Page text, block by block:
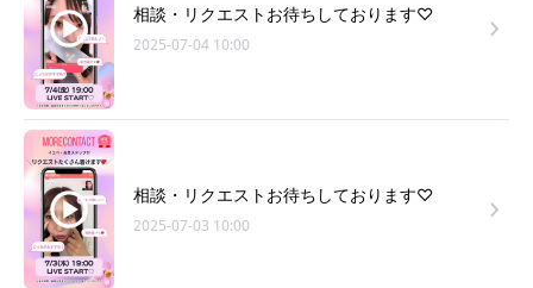
相談・リクエストお待ちしております♡
2025-07-04 10:00
相談・リクエストお待ちしております♡
2025-07-03 10:00